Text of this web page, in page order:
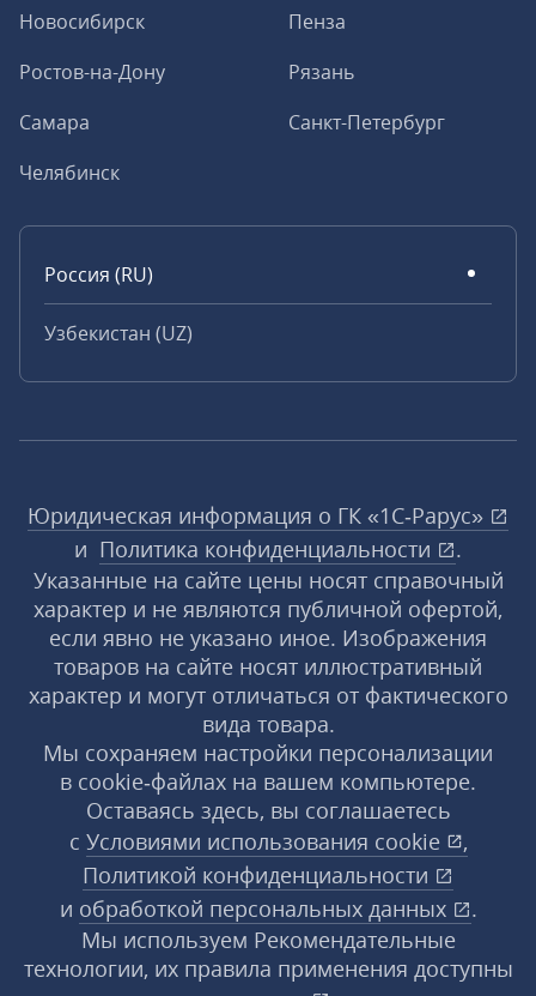
Новосибирск
Пенза
Ростов-на-Дону
Рязань
Самара
Санкт-Петербург
Челябинск
Россия (RU)
Узбекистан (UZ)
Юридическая информация о ГК «1С‑Рарус»
и Политика конфиденциальности
.
Указанные на сайте цены носят справочный
характер и не являются публичной офертой,
если явно не указано иное. Изображения
товаров на сайте носят иллюстративный
характер и могут отличаться от фактического
вида товара.
Мы сохраняем настройки персонализации
в cookie‑файлах на вашем компьютере.
Оставаясь здесь, вы соглашаетесь
с Условиями использования cookie
,
Политикой конфиденциальности
и обработкой персональных данных
.
Мы используем Рекомендательные
технологии, их правила применения доступны